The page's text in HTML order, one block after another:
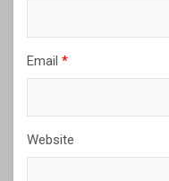
Email *
Website